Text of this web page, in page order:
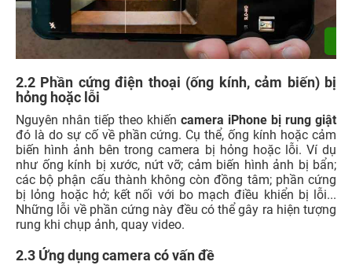
2.2 Phần cứng điện thoại (ống kính, cảm biến) bị
hỏng hoặc lỗi
Nguyên nhân tiếp theo khiến camera iPhone bị rung giật
đó là do sự cố về phần cứng. Cụ thể, ống kính hoặc cảm
biến hình ảnh bên trong camera bị hỏng hoặc lỗi. Ví dụ
như ống kính bị xước, nứt vỡ; cảm biến hình ảnh bị bẩn;
các bộ phận cấu thành không còn đồng tâm; phần cứng
bị lỏng hoặc hở; kết nối với bo mạch điều khiển bị lỗi...
Những lỗi về phần cứng này đều có thể gây ra hiện tượng
rung khi chụp ảnh, quay video.
2.3 Ứng dụng camera có vấn đề